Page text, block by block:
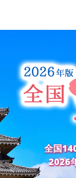
全国
2026